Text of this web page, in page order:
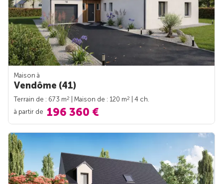
Maison à
Vendôme (41)
Terrain de : 673 m2 | Maison de : 120 m2
| 4 ch.
à partir de 196 360 €